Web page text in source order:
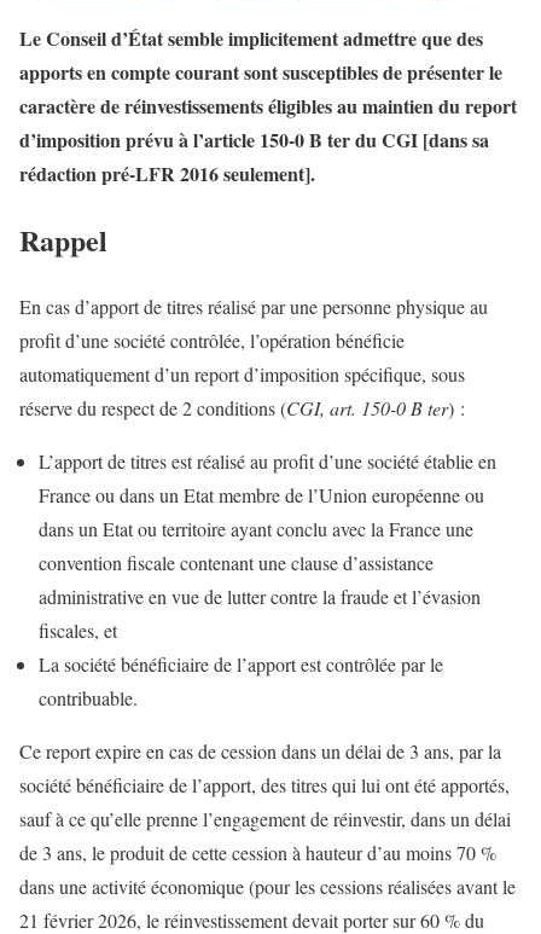
Le Conseil d’État semble implicitement admettre que des
apports en compte courant sont susceptibles de présenter le
caractère de réinvestissements éligibles au maintien du report
d’imposition prévu à l’article 150-0 B ter du CGI [dans sa
rédaction pré-LFR 2016 seulement].
Rappel
En cas d’apport de titres réalisé par une personne physique au
profit d’une société contrôlée, l’opération bénéficie
automatiquement d’un report d’imposition spécifique, sous
réserve du respect de 2 conditions (CGI, art. 150-0 B ter) :
L’apport de titres est réalisé au profit d’une société établie en
France ou dans un Etat membre de l’Union européenne ou
dans un Etat ou territoire ayant conclu avec la France une
convention fiscale contenant une clause d’assistance
administrative en vue de lutter contre la fraude et l’évasion
fiscales, et
La société bénéficiaire de l’apport est contrôlée par le
contribuable.
Ce report expire en cas de cession dans un délai de 3 ans, par la
société bénéficiaire de l’apport, des titres qui lui ont été apportés,
sauf à ce qu’elle prenne l’engagement de réinvestir, dans un délai
de 3 ans, le produit de cette cession à hauteur d’au moins 70 %
dans une activité économique (pour les cessions réalisées avant le
21 février 2026, le réinvestissement devait porter sur 60 % du